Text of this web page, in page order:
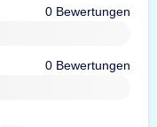
0 Bewertungen
0 Bewertungen